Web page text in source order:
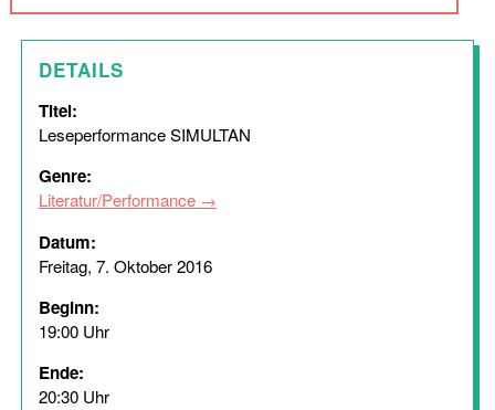
DETAILS
Titel:
Leseperformance SIMULTAN
Genre:
Literatur/Performance
Datum:
Freitag, 7. Oktober 2016
Beginn:
19:00 Uhr
Ende:
20:30 Uhr